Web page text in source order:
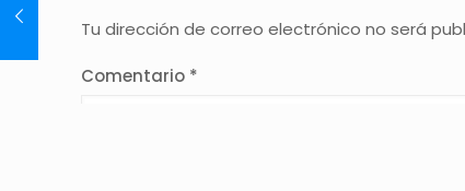
Tu dirección de correo electrónico no será
Comentario *